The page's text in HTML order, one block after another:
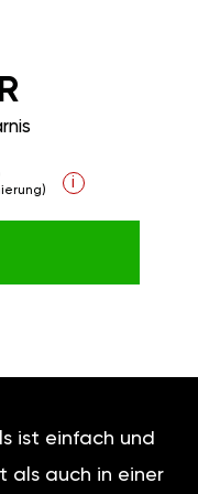
i
ist einfach und
als auch in einer